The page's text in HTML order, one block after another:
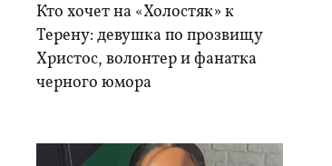
Кто хочет на «Холостяк» к
Терену: девушка по прозвищу
Христос, волонтер и фанатка
черного юмора